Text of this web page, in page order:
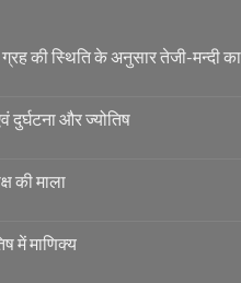
की स्थिति के अनुसार तेजी-मन्दी का
दुर्घटना और ज्योतिष
की माला
में माणिक्य